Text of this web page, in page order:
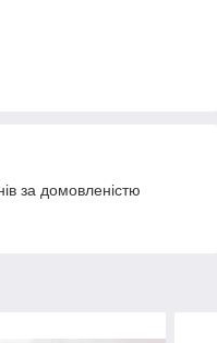
за домовленістю